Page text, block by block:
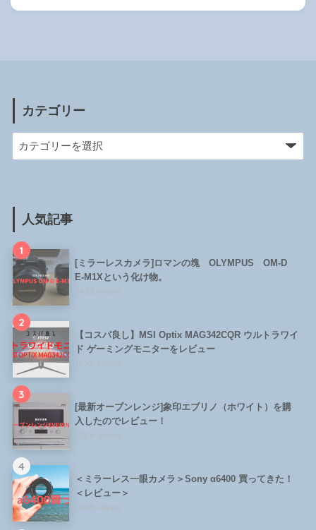
カテゴリー
人気記事
1
[ミラーレスカメラ]ロマンの塊 OLYMPUS OM-D
E-M1Xという化け物。
2422 views
2
【コスパ良し】MSI Optix MAG342CQR ウルトラワイ
ド ゲーミングモニターをレビュー
1352 views
3
[最新オーブンレンジ]象印エブリノ（ホワイト）を購
入したのでレビュー！
1289 views
4
＜ミラーレス一眼カメラ＞Sony α6400 買ってきた！
＜レビュー＞
1048 views